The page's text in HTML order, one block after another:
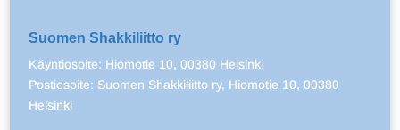
Suomen Shakkiliitto ry
Käyntiosoite: Hiomotie 10, 00380 Helsinki
Postiosoite: Suomen Shakkiliitto ry, Hiomotie 10, 00380
Helsinki